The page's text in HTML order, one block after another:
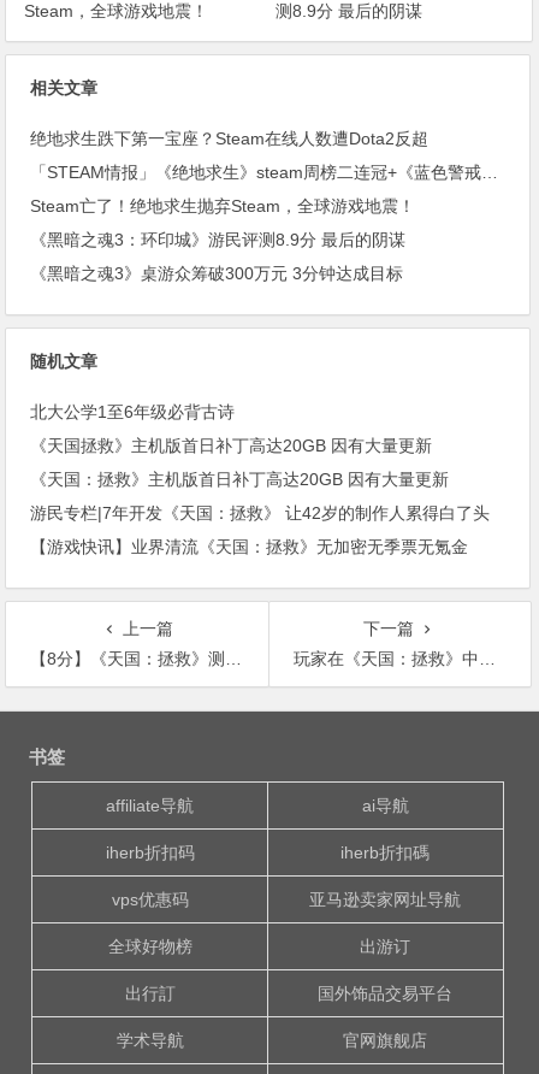
Steam，全球游戏地震！
测8.9分 最后的阴谋
相关文章
绝地求生跌下第一宝座？Steam在线人数遭Dota2反超
「STEAM情报」《绝地求生》steam周榜二连冠+《蓝色警戒》上架steam
Steam亡了！绝地求生抛弃Steam，全球游戏地震！
《黑暗之魂3：环印城》游民评测8.9分 最后的阴谋
《黑暗之魂3》桌游众筹破300万元 3分钟达成目标
随机文章
北大公学1至6年级必背古诗
《天国拯救》主机版首日补丁高达20GB 因有大量更新
《天国：拯救》主机版首日补丁高达20GB 因有大量更新
游民专栏|7年开发《天国：拯救》 让42岁的制作人累得白了头
【游戏快讯】业界清流《天国：拯救》无加密无季票无氪金
上一篇
【8分】《天国：拯救》测评，真实向中世纪RPG
下一篇
玩家在《天国：拯救》中意外地来了一发 没有选项直接开始
文
书签
affiliate导航 ai导航
iherb折扣码 iherb折扣碼
vps优惠码 亚马逊卖家网址导航
全球好物榜 出游订
出行訂 国外饰品交易平台
学术导航 官网旗舰店